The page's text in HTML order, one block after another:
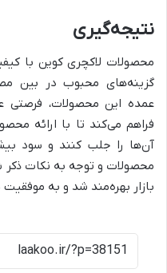
نتیجه‌گیری
محصولات لاکچری کوین با
گزینه‌های محبوب در بین
عمده این محصولات، فرصتی
فراهم می‌کند تا با ارائه
آن‌ها را جلب کنند و سود
محصولات و توجه به نکات
بازار بهره‌مند شد و به